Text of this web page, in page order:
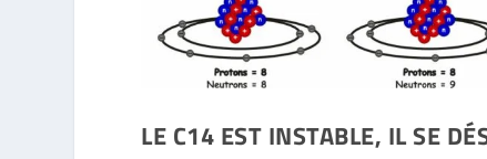
LE C14 EST INSTABLE, IL SE